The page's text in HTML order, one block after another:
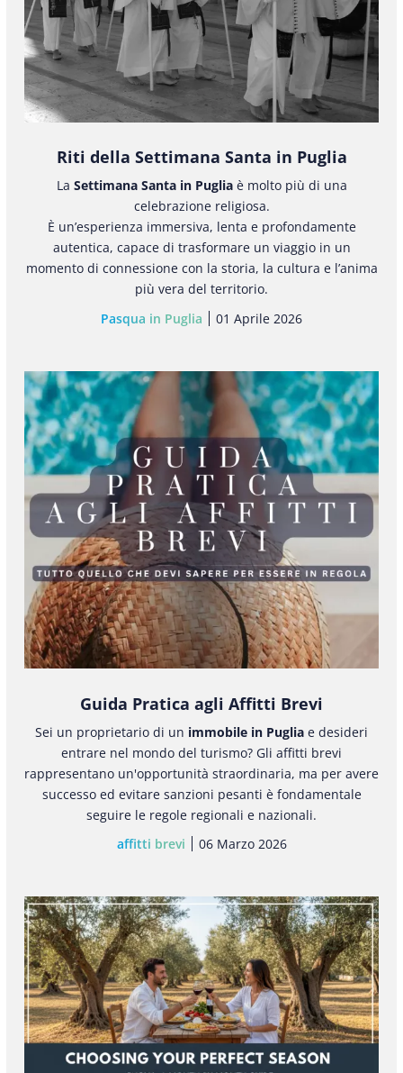
Riti della Settimana Santa in Puglia
La Settimana Santa in Pugliaè molto più di una
celebrazione religiosa.
È un’esperienza immersiva, lenta e profondamente
autentica, capace di trasformare un viaggio in un
momento di connessione con la storia, la cultura e l’anima
più vera del territorio.
Pasqua in Puglia
01 Aprile 2026
Guida Pratica agli Affitti Brevi
Sei un proprietario di un immobile in Puglia e desideri
entrare nel mondo del turismo? Gli affitti brevi
rappresentano un'opportunità straordinaria, ma per avere
successo ed evitare sanzioni pesanti è fondamentale
seguire le regole regionali e nazionali.
affitti brevi
06 Marzo 2026